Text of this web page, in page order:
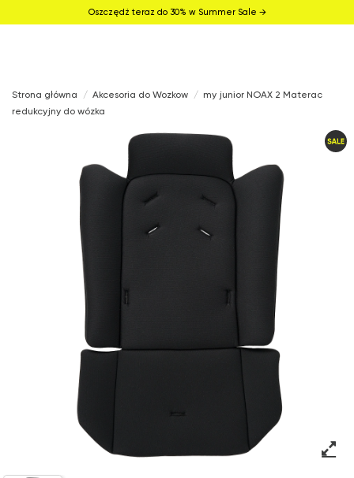
Oszczędź teraz do 30% w Summer Sale →
Strona główna Akcesoria do Wozkow
my junior NOAX 2 Materac
redukcyjny do wózka